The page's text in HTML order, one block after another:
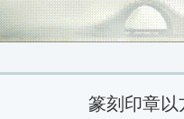
篆刻印章以